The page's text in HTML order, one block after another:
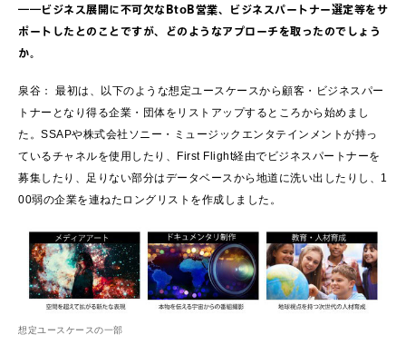
――ビジネス展開に不可欠なBtoB営業、ビジネスパートナー選定等をサ
ポートしたとのことですが、どのようなアプローチを取ったのでしょう
か。
泉谷： 最初は、以下のような想定ユースケースから顧客・ビジネスパー
トナーとなり得る企業・団体をリストアップするところから始めまし
た。SSAPや株式会社ソニー・ミュージックエンタテインメントが持っ
ているチャネルを使用したり、First Flight経由でビジネスパートナーを
募集したり、足りない部分はデータベースから地道に洗い出したりし、1
00弱の企業を連ねたロングリストを作成しました。
想定ユースケースの一部